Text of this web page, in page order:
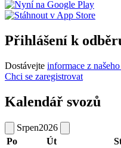
Přihlášení k
Dostávejte informace z
Chci se zaregistrovat
Kalendář svozů
Srpen2026
Po
Út